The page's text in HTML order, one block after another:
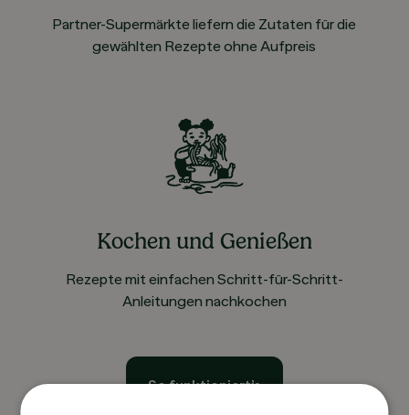
Partner-Supermärkte liefern die Zutaten für die
gewählten Rezepte ohne Aufpreis
Kochen und Genießen
Rezepte mit einfachen Schritt-für-Schritt-
Anleitungen nachkochen
So funktioniert’s